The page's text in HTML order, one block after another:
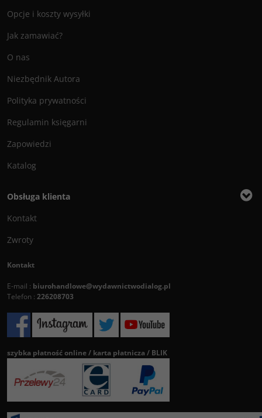
Opcje i koszty wysyłki
Jak zamawiać?
O nas
Niezbędnik Autora
Polityka prywatności
Regulamin księgarni
Zapowiedzi
Katalog
Obsługa klienta
Kontakt
Zwroty
Kontakt
E-mail : biurohandlowe@wydawnictwodialog.pl
Telefon : 226208703
szybka płatność online / karta płatnicza / BLIK